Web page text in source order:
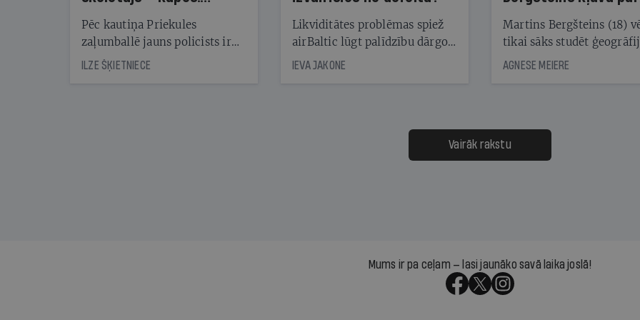
Reibuma cena Priekulē
Pēc kautiņa Priekules
zaļumballē jauns policists ir
nonācis cietumā, bet
cienījams pedagogs — kapos.
ILZE ŠĶIETNIECE
Likviditātes problēmas spiež
airBaltic lūgt palīdzību dārgo
obligāciju turētājiem, taču
samaksāt augstos procentus,
kas jāpārskaita jau trīs dienas
pirms nākamās sapulces
IEVA JAKONE
laika ziņu seju?
Martins Bergšteins (18)
tikai sāks studēt
bet viņa sacītajam jau
uzcītīga darba, mammas
atbalsts un drosme
meteovērojumus arī tad,
AGNESE MEIERE
Vairāk rakstu
Mums ir pa ceļam — lasi jaunāko savā laika joslā!